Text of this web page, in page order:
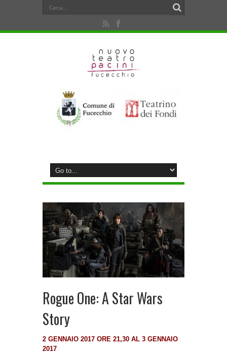
Rogue One: A Star Wars
Story
2 GENNAIO 2017 ORE 21,30 AL 3 GENNAIO
2017